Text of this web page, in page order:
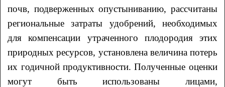
почв, подверженных опустыниванию, рассчитаны
региональные затраты удобрений, необходимых
для компенсации утраченного плодородия этих
природных ресурсов, установлена величина потерь
их годичной продуктивности. Полученные оценки
могут быть использованы лицами,